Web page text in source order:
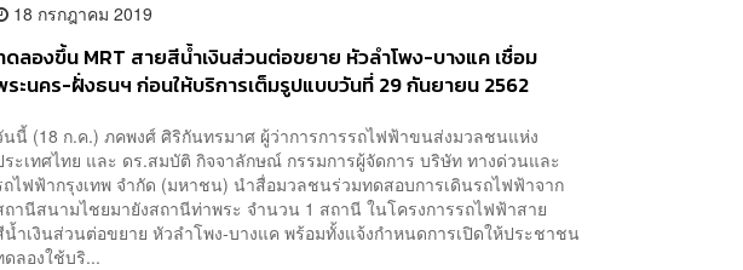
18 กรกฎาคม 2019
ดลองขึ้น MRT สายสีน้ำเงินส่วนต่อขยาย หัวลำโพง-บางแค เชื่อม
ระนคร-ฝั่งธนฯ ก่อนให้บริการเต็มรูปแบบวันที่ 29 กันยายน 2562
นนี้ (18 ก.ค.) ภคพงศ์ ศิริกันทรมาศ ผู้ว่าการการรถไฟฟ้าขนส่งมวลชนแห่ง
ระเทศไทย และ ดร.สมบัติ กิจจาลักษณ์ กรรมการผู้จัดการ บริษัท ทางด่วนและ
ถไฟฟ้ากรุงเทพ จำกัด (มหาชน) นำสื่อมวลชนร่วมทดสอบการเดินรถไฟฟ้าจาก
ถานีสนามไชยมายังสถานีท่าพระ จำนวน 1 สถานี ในโครงการรถไฟฟ้าสาย
น้ำเงินส่วนต่อขยาย หัวลำโพง-บางแค พร้อมทั้งแจ้งกำหนดการเปิดให้ประชาชน
ดลองใช้บริ...